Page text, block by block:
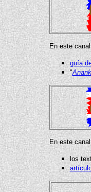
En este
guía
"
En este
los